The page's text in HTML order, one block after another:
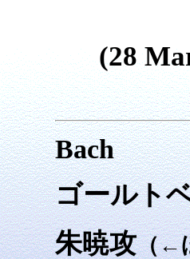
(28
Bach
ゴールト
朱暁攻（←